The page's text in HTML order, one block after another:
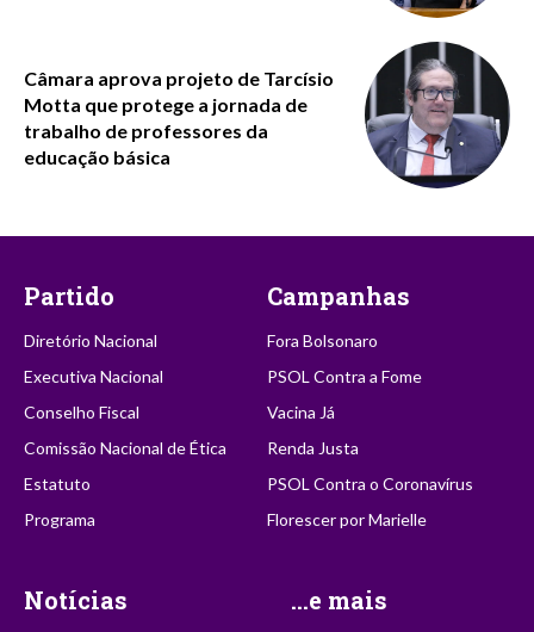
Câmara aprova projeto de Tarcísio
Motta que protege a jornada de
trabalho de professores da
educação básica
Partido
Diretório Nacional
Executiva Nacional
Conselho Fiscal
Comissão Nacional de Ética
Estatuto
Programa
Campanhas
Fora Bolsonaro
PSOL Contra a Fome
Vacina Já
Renda Justa
PSOL Contra o Coronavírus
Florescer por Marielle
Notícias ...e mais